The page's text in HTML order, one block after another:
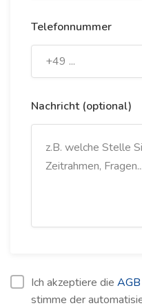
Telefonnummer
Nachricht (optional)
Ich akzeptiere die AGB
stimme der